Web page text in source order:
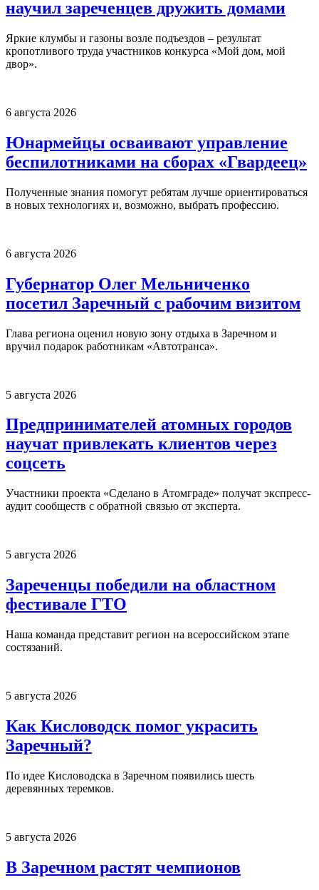
научил зареченцев дружить домами
Яркие клумбы и газоны возле подъездов – результат
кропотливого труда участников конкурса «Мой дом, мой
двор».
6 августа 2026
Юнармейцы осваивают управление
беспилотниками на сборах «Гвардеец»
Полученные знания помогут ребятам лучше ориентироваться
в новых технологиях и, возможно, выбрать профессию.
6 августа 2026
Губернатор Олег Мельниченко
посетил Заречный с рабочим визитом
Глава региона оценил новую зону отдыха в Заречном и
вручил подарок работникам «Автотранса».
5 августа 2026
Предпринимателей атомных городов
научат привлекать клиентов через
соцсеть
Участники проекта «Сделано в Атомграде» получат экспресс-
аудит сообществ с обратной связью от эксперта.
5 августа 2026
Зареченцы победили на областном
фестивале ГТО
Наша команда представит регион на всероссийском этапе
состязаний.
5 августа 2026
Как Кисловодск помог украсить
Заречный?
По идее Кисловодска в Заречном появились шесть
деревянных теремков.
5 августа 2026
В Заречном растят чемпионов